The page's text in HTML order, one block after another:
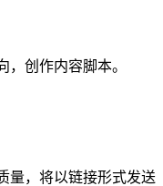
，创作内容脚本。
量，将以链接形式发送